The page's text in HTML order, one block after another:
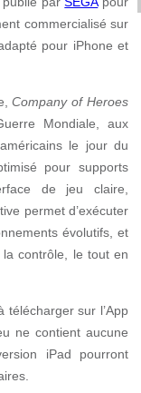
commercialisé sur
pour iPhone et
Company of Heroes
Mondiale, aux
le jour du
pour supports
de jeu claire,
permet d’exécuter
évolutifs, et
la contrôle, le tout en
télécharger sur l’App
ne contient aucune
iPad pourront